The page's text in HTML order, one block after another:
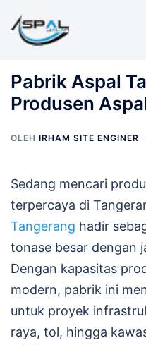
ke
Pabrik Aspal
Produsen
OLEH IRHAM SITE ENGINER
Sedang mencari
terpercaya di
Tangerang hadir
tonase besar dengan
Dengan kapasitas
modern, pabrik ini
untuk proyek
raya, tol, hingga